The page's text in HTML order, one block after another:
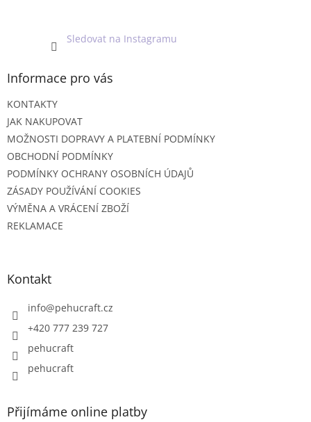
Sledovat na Instagramu
Informace pro vás
KONTAKTY
JAK NAKUPOVAT
MOŽNOSTI DOPRAVY A PLATEBNÍ PODMÍNKY
OBCHODNÍ PODMÍNKY
PODMÍNKY OCHRANY OSOBNÍCH ÚDAJŮ
ZÁSADY POUŽÍVÁNÍ COOKIES
VÝMĚNA A VRÁCENÍ ZBOŽÍ
REKLAMACE
Kontakt
info@pehucraft.cz
+420 777 239 727
pehucraft
pehucraft
Přijímáme online platby